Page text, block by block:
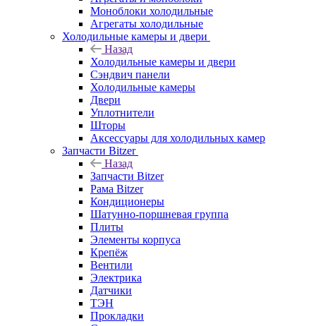
Моноблоки холодильные
Агрегаты холодильные
Холодильные камеры и двери
Назад
Холодильные камеры и двери
Сэндвич панели
Холодильные камеры
Двери
Уплотнители
Шторы
Аксессуары для холодильных камер
Запчасти Bitzer
Назад
Запчасти Bitzer
Рама Bitzer
Кондиционеры
Шатунно-поршневая группа
Плиты
Элементы корпуса
Крепёж
Вентили
Электрика
Датчики
ТЭН
Прокладки